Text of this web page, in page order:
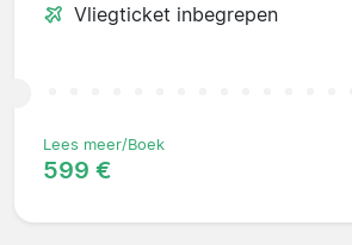
Vliegticket inbegrepen
Lees meer/Boek
599 €